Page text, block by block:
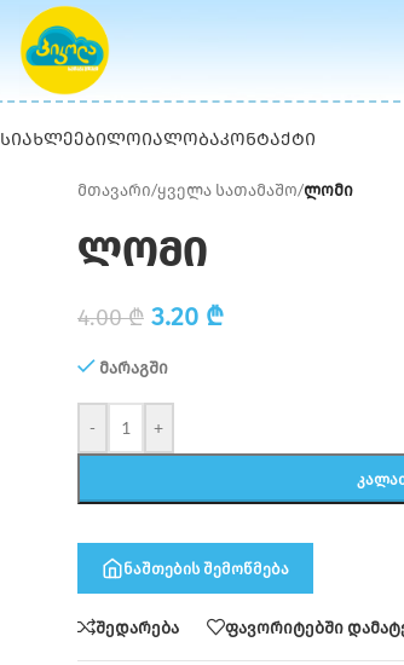
ᲡᲘᲐᲮᲚᲔᲔᲑᲘᲚᲝᲘᲐᲚᲝᲑᲐᲙᲝᲜᲢᲐᲥᲢᲘ
მთავარი/ყველა სათამაშო/ლომი
ლომი
4.00₾ 3.20 ₾
მარაგში
- +
ნაშთების შემოწმება
შედარება ფავორიტებში